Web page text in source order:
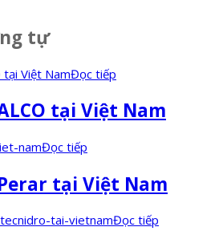
tự
Đọc tiếp
tại Việt Nam
Đọc tiếp
tại Việt Nam
Đọc tiếp